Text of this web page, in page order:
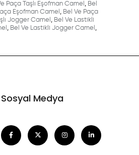
Paça Taşlı Eşofman Camel , Bel
Eşofman Camel , Bel Ve Paça
Jogger Camel , Bel Ve Lastikli
, Bel Ve Lastikli Jogger Camel ,
Sosyal Medya